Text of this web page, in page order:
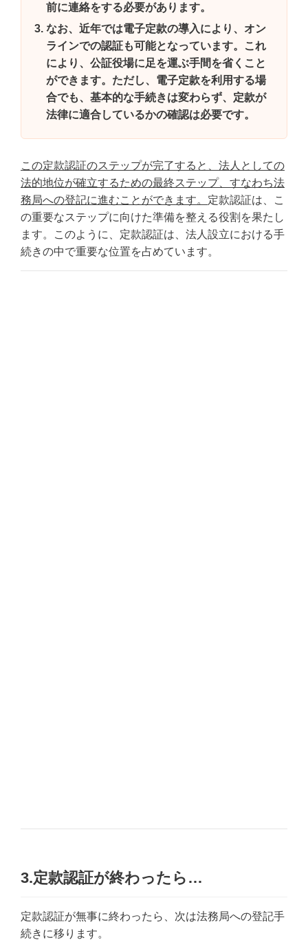
前に連絡をする必要があります。
なお、近年では電子定款の導入により、オン
ラインでの認証も可能となっています。これ
により、公証役場に足を運ぶ手間を省くこと
ができます。ただし、電子定款を利用する場
合でも、基本的な手続きは変わらず、定款が
法律に適合しているかの確認は必要です。
この定款認証のステップが完了すると、法人としての
法的地位が確立するための最終ステップ、すなわち法
務局への登記に進むことができます。 定款認証は、こ
の重要なステップに向けた準備を整える役割を果たし
ます。このように、定款認証は、法人設立における手
続きの中で重要な位置を占めています。
3.定款認証が終わったら…
定款認証が無事に終わったら、次は法務局への登記手
続きに移ります。